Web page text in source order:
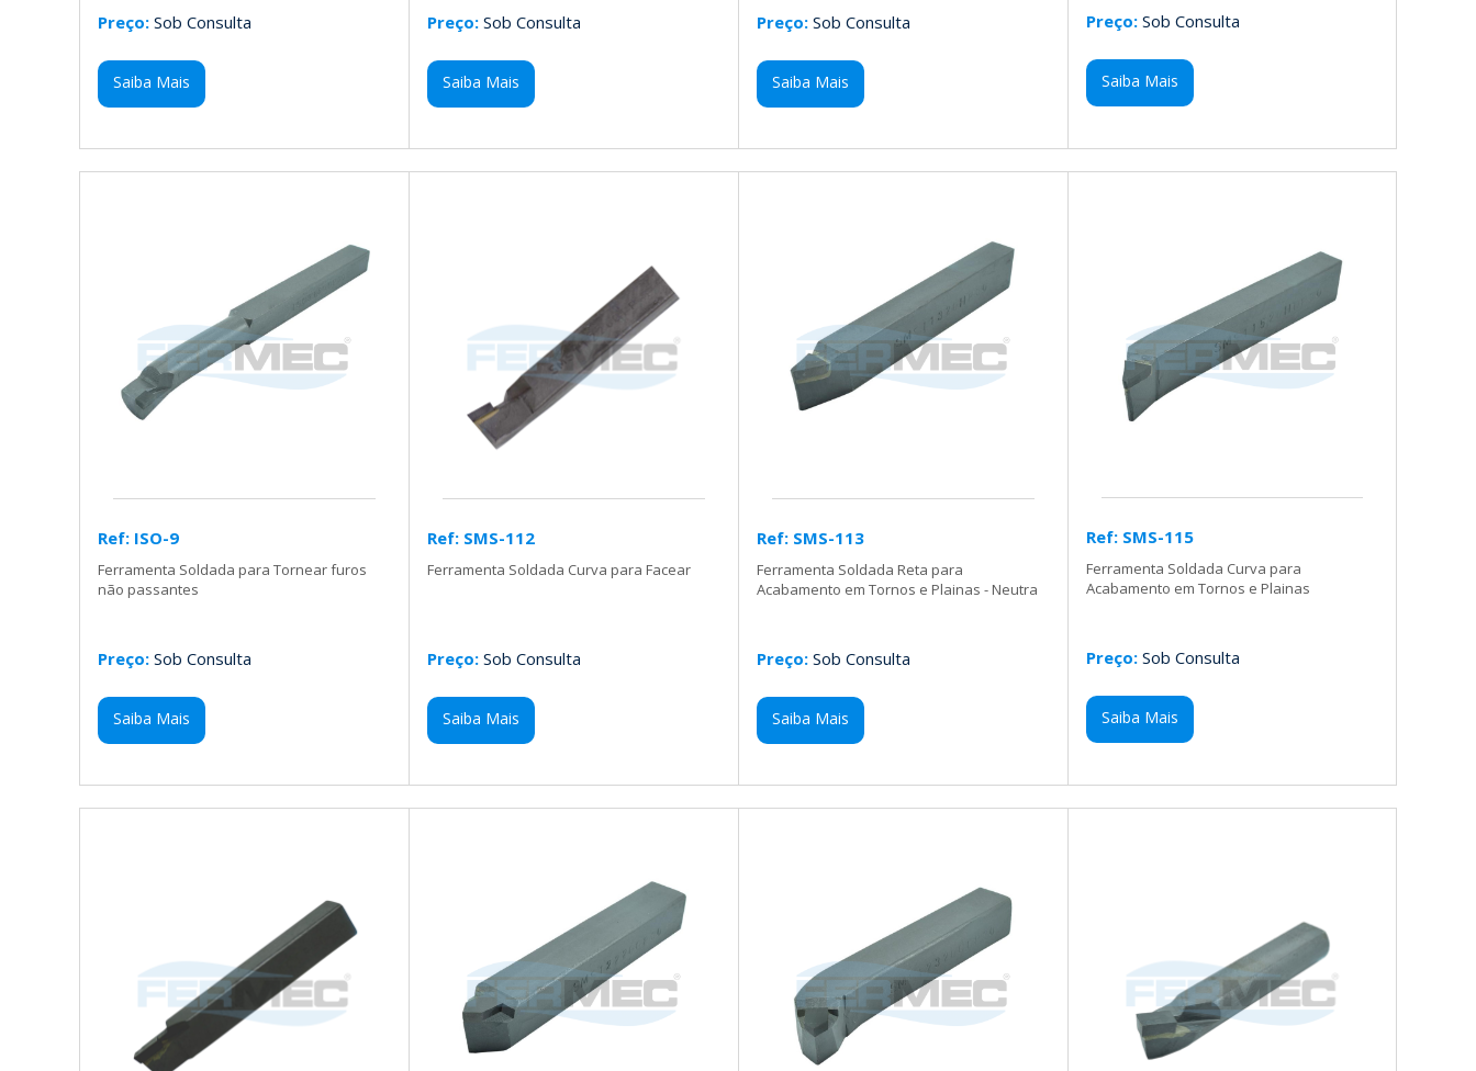
Preço: Sob Consulta
Saiba Mais
Preço: Sob Consulta
Saiba Mais
Preço: Sob Consulta
Saiba Mais
Preço: Sob Consulta
Saiba Mais
Ref: ISO-9
Ferramenta Soldada para Tornear furos
não passantes
Preço: Sob Consulta
Saiba Mais
Ref: SMS-112
Ferramenta Soldada Curva para Facear
Preço: Sob Consulta
Saiba Mais
Ref: SMS-113
Ferramenta Soldada Reta para
Acabamento em Tornos e Plainas - Neutra
Preço: Sob Consulta
Saiba Mais
Ref: SMS-115
Ferramenta Soldada Curva para
Acabamento em Tornos e Plainas
Preço: Sob Consulta
Saiba Mais